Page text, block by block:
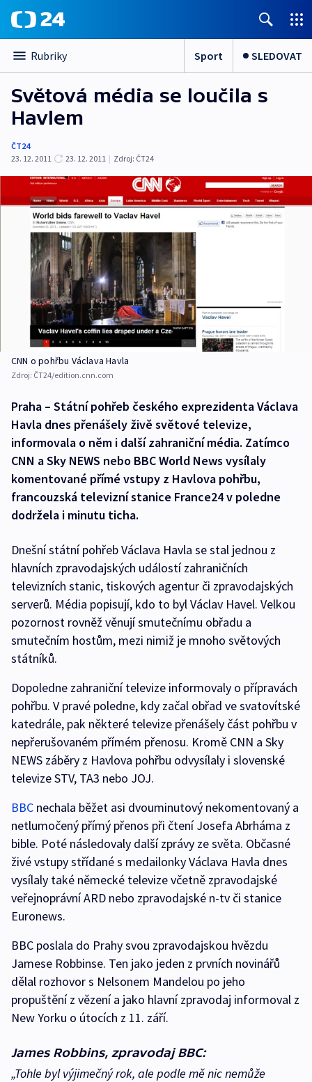
Rubriky Sport SLEDOVAT
Světová média se loučila s
Havlem
ČT24
23. 12. 2011
23. 12. 2011 | Zdroj: ČT24
CNN o pohřbu Václava Havla
Zdroj: ČT24/edition.cnn.com
Praha – Státní pohřeb českého exprezidenta Václava
Havla dnes přenášely živě světové televize,
informovala o něm i další zahraniční média. Zatímco
CNN a Sky NEWS nebo BBC World News vysílaly
komentované přímé vstupy z Havlova pohřbu,
francouzská televizní stanice France24 v poledne
dodržela i minutu ticha.
Dnešní státní pohřeb Václava Havla se stal jednou z
hlavních zpravodajských událostí zahraničních
televizních stanic, tiskových agentur či zpravodajských
serverů. Média popisují, kdo to byl Václav Havel. Velkou
pozornost rovněž věnují smutečnímu obřadu a
smutečním hostům, mezi nimiž je mnoho světových
státníků.
Dopoledne zahraniční televize informovaly o přípravách
pohřbu. V pravé poledne, kdy začal obřad ve svatovítské
katedrále, pak některé televize přenášely část pohřbu v
nepřerušovaném přímém přenosu. Kromě CNN a Sky
NEWS záběry z Havlova pohřbu odvysílaly i slovenské
televize STV, TA3 nebo JOJ.
BBC nechala běžet asi dvouminutový nekomentovaný a
netlumočený přímý přenos při čtení Josefa Abrháma z
bible. Poté následovaly další zprávy ze světa. Občasné
živé vstupy střídané s medailonky Václava Havla dnes
vysílaly také německé televize včetně zpravodajské
veřejnoprávní ARD nebo zpravodajské n-tv či stanice
Euronews.
BBC poslala do Prahy svou zpravodajskou hvězdu
Jamese Robbinse. Ten jako jeden z prvních novinářů
dělal rozhovor s Nelsonem Mandelou po jeho
propuštění z vězení a jako hlavní zpravodaj informoval z
New Yorku o útocích z 11. září.
James Robbins, zpravodaj BBC:
„Tohle byl výjimečný rok, ale podle mě nic nemůže